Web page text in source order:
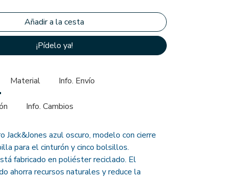
¡Pídelo ya!
Material Info. Envío
Info. Cambios
Jack&Jones azul oscuro, modelo con cierre
para el cinturón y cinco bolsillos.
fabricado en poliéster reciclado. El
ahorra recursos naturales y reduce la